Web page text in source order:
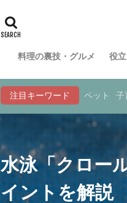
料理の裏技・グルメ 役
注目キーワード ペット 子
水泳「クロー
イントを解説